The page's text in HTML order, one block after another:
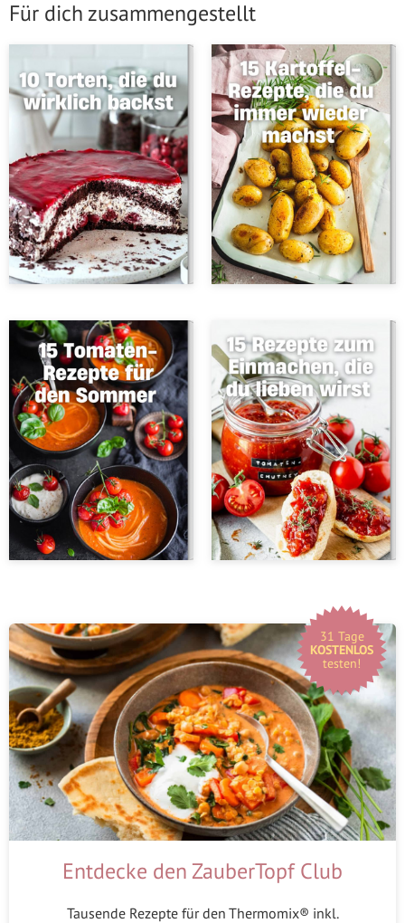
Für dich zusammengestellt
31 Tage
KOSTENLOS
testen!
Entdecke den ZauberTopf Club
Tausende Rezepte für den Thermomix® inkl.